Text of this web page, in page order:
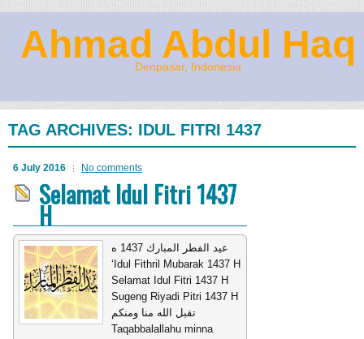
Ahmad Abdul Haq
Denpasar, Indonesia
TAG ARCHIVES: IDUL FITRI 1437
6 July 2016 No comments
Selamat Idul Fitri 1437
H
عيد الفطر المبارك 1437 ه
‘Idul Fithril Mubarak 1437 H
Selamat Idul Fitri 1437 H
Sugeng Riyadi Pitri 1437 H
تقبل الله منا ومنكم
Taqabbalallahu minna